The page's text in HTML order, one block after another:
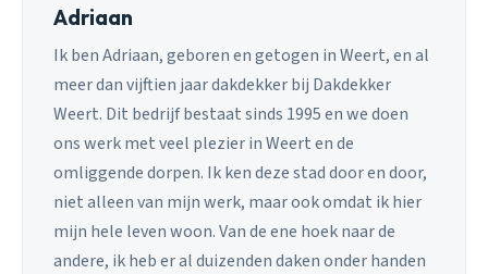
Adriaan
Ik ben Adriaan, geboren en getogen in Weert, en al
meer dan vijftien jaar dakdekker bij Dakdekker
Weert. Dit bedrijf bestaat sinds 1995 en we doen
ons werk met veel plezier in Weert en de
omliggende dorpen. Ik ken deze stad door en door,
niet alleen van mijn werk, maar ook omdat ik hier
mijn hele leven woon. Van de ene hoek naar de
andere, ik heb er al duizenden daken onder handen